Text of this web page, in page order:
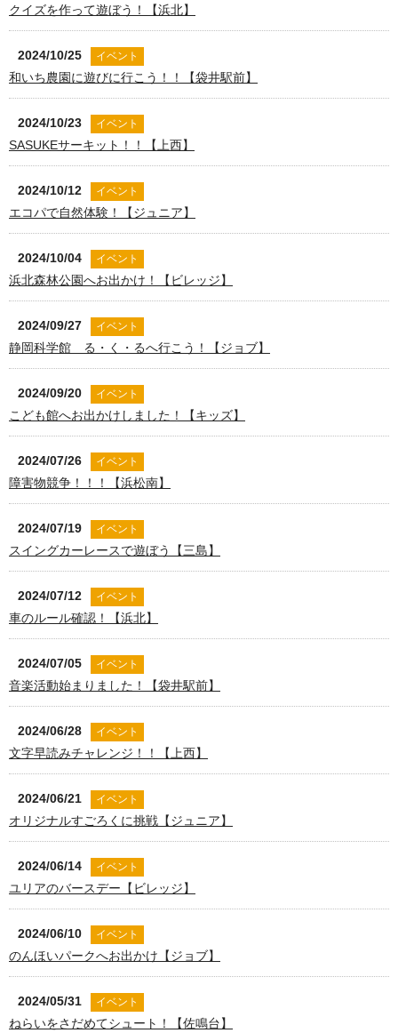
クイズを作って遊ぼう！【浜北】
2024/10/25 イベント
和いち農園に遊びに行こう！！【袋井駅前】
2024/10/23 イベント
SASUKEサーキット！！【上西】
2024/10/12 イベント
エコパで自然体験！【ジュニア】
2024/10/04 イベント
浜北森林公園へお出かけ！【ビレッジ】
2024/09/27 イベント
静岡科学館 る・く・るへ行こう！【ジョブ】
2024/09/20 イベント
こども館へお出かけしました！【キッズ】
2024/07/26 イベント
障害物競争！！！【浜松南】
2024/07/19 イベント
スイングカーレースで遊ぼう【三島】
2024/07/12 イベント
車のルール確認！【浜北】
2024/07/05 イベント
音楽活動始まりました！【袋井駅前】
2024/06/28 イベント
文字早読みチャレンジ！！【上西】
2024/06/21 イベント
オリジナルすごろくに挑戦【ジュニア】
2024/06/14 イベント
ユリアのバースデー【ビレッジ】
2024/06/10 イベント
のんほいパークへお出かけ【ジョブ】
2024/05/31 イベント
ねらいをさだめてシュート！【佐鳴台】